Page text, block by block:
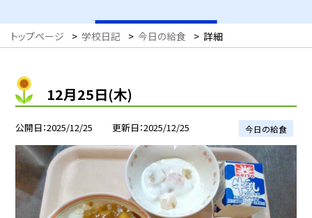
トップページ > 学校日記 > 今日の給食 > 詳細
12月25日(木)
公開日 2025/12/25 更新日 2025/12/25 今日の給食